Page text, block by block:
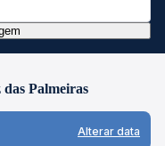
Palmeiras
Alterar data